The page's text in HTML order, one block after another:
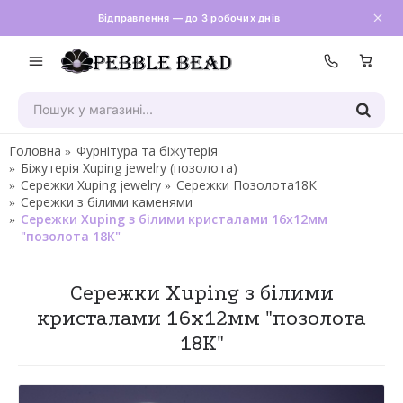
Відправлення — до 3 робочих днів
Головна
Фурнітура та біжутерія
Біжутерія Xuping jewelry (позолота)
Сережки Xuping jewelry
Сережки Позолота18К
Сережки з білими каменями
Сережки Xuping з білими кристалами 16х12мм
"позолота 18К"
Сережки Xuping з білими
кристалами 16х12мм "позолота
18К"